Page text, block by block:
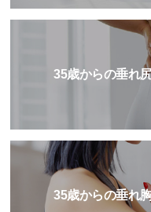
35歳からの垂れ
35歳からの垂れ